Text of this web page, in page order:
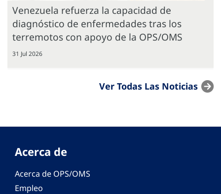
Venezuela refuerza la capacidad de
diagnóstico de enfermedades tras los
terremotos con apoyo de la OPS/OMS
31 Jul 2026
Ver Todas Las Noticias
Acerca de
Acerca de OPS/OMS
Empleo